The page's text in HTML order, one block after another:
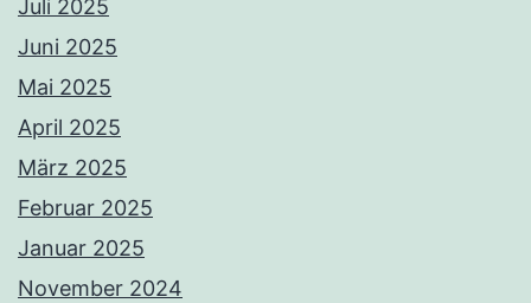
Juli 2025
Juni 2025
Mai 2025
April 2025
März 2025
Februar 2025
Januar 2025
November 2024